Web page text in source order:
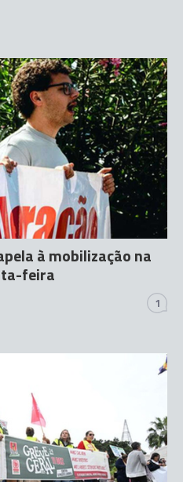
à mobilização na
feira
1